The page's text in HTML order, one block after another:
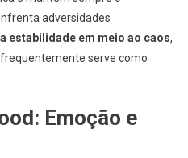
adversidades
estabilidade em meio ao caos,
serve como
Emoção e